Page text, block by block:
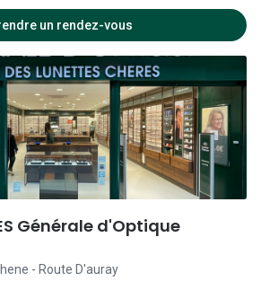
09:30 - 19:00
09:30 - 19:00
09:30 - 19:00
09:30 - 19:00
09:30 - 19:00
un rendez-vous
Générale d'Optique
- Route D'auray